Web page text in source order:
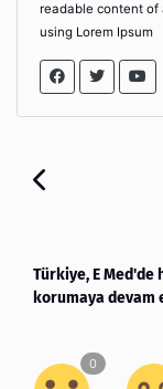
readable content of
using Lorem Ipsum
Türkiye, E Med'de
korumaya devam